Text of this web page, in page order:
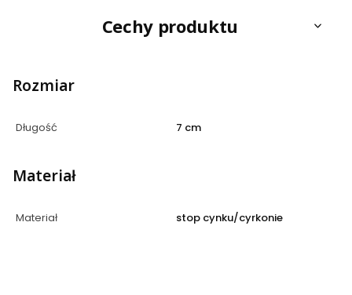
Cechy produktu
Rozmiar
Długość 7 cm
Materiał
Materiał stop cynku/cyrkonie